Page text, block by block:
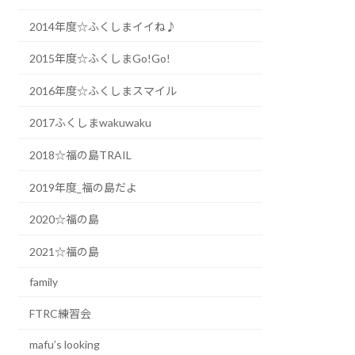
2014年度☆ふくしまイイね♪
2015年度☆ふくしまGo!Go!
2016年度☆ふくしまスマイル
2017ふくしまwakuwaku
2018☆福の島TRAIL
2019年度_福の島だよ
2020☆福の島
2021☆福の島
family
FTRC練習会
mafu’s looking